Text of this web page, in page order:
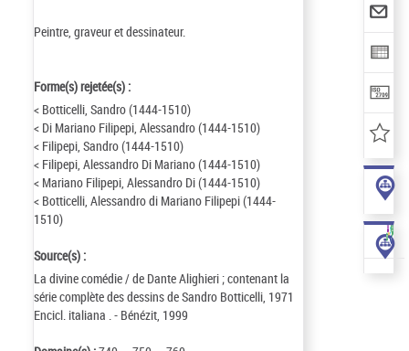
Peintre, graveur et dessinateur.
Forme(s) rejetée(s) :
< Botticelli, Sandro (1444-1510)
< Di Mariano Filipepi, Alessandro (1444-1510)
< Filipepi, Sandro (1444-1510)
< Filipepi, Alessandro Di Mariano (1444-1510)
< Mariano Filipepi, Alessandro Di (1444-1510)
< Botticelli, Alessandro di Mariano Filipepi (1444-
1510)
Source(s) :
La divine comédie / de Dante Alighieri ; contenant la
série complète des dessins de Sandro Botticelli, 1971
Encicl. italiana . - Bénézit, 1999